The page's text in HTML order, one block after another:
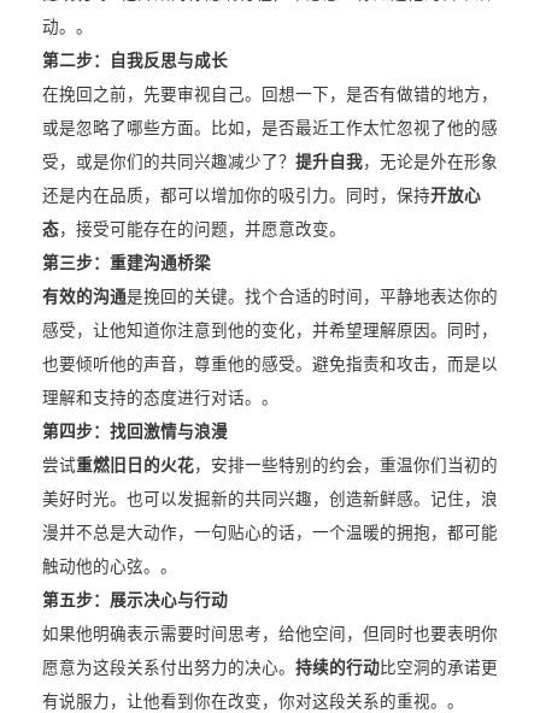
动。。
第二步：自我反思与成长
在挽回之前，先要审视自己。回想一下，是否有做错的地方，
或是忽略了哪些方面。比如，是否最近工作太忙忽视了他的感
受，或是你们的共同兴趣减少了？ 提升自我，无论是外在形象
还是内在品质，都可以增加你的吸引力。同时，保持开放心
态，接受可能存在的问题，并愿意改变。
第三步：重建沟通桥梁
有效的沟通是挽回的关键。找个合适的时间，平静地表达你的
感受，让他知道你注意到他的变化，并希望理解原因。同时，
也要倾听他的声音，尊重他的感受。避免指责和攻击，而是以
理解和支持的态度进行对话。。
第四步：找回激情与浪漫
尝试重燃旧日的火花，安排一些特别的约会，重温你们当初的
美好时光。也可以发掘新的共同兴趣，创造新鲜感。记住，浪
漫并不总是大动作，一句贴心的话，一个温暖的拥抱，都可能
触动他的心弦。。
第五步：展示决心与行动
如果他明确表示需要时间思考，给他空间，但同时也要表明你
愿意为这段关系付出努力的决心。 持续的行动比空洞的承诺更
有说服力，让他看到你在改变，你对这段关系的重视。。